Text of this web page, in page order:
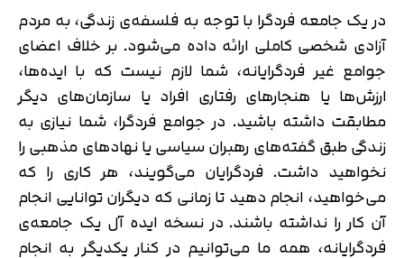
در یک جامعه فردگرا با توجه به فلسفه‌ی زندگی، به مردم
آزادی شخصی کاملی ارائه داده می‌شود. بر خلاف اعضای
جوامع غیر فردگرایانه، شما لازم نیست که با ایده‌ها،
ارزش‌ها یا هنجارهای رفتاری افراد یا سازمان‌های دیگر
مطابقت داشته باشید. در جوامع فردگرا، شما نیازی به
زندگی طبق گفته‌های رهبران سیاسی یا نهادهای مذهبی را
نخواهید داشت. فردگرایان می‌گویند، هر کاری را که
می‌خواهید، انجام دهید تا زمانی که دیگران توانایی انجام
آن کار را نداشته باشند. در نسخه ایده آل یک جامعه‌ی
فردگرایانه، همه ما می‌توانیم در کنار یکدیگر به انجام